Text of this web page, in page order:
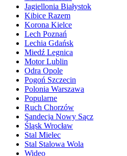
Jagiellonia Białystok
Kibice Razem
Korona Kielce
Lech Poznań
Lechia Gdańsk
Miedź Legnica
Motor Lublin
Odra Opole
Pogoń Szczecin
Polonia Warszawa
Popularne
Ruch Chorzów
Sandecja Nowy Sącz
Śląsk Wrocław
Stal Mielec
Stal Stalowa Wola
Wideo